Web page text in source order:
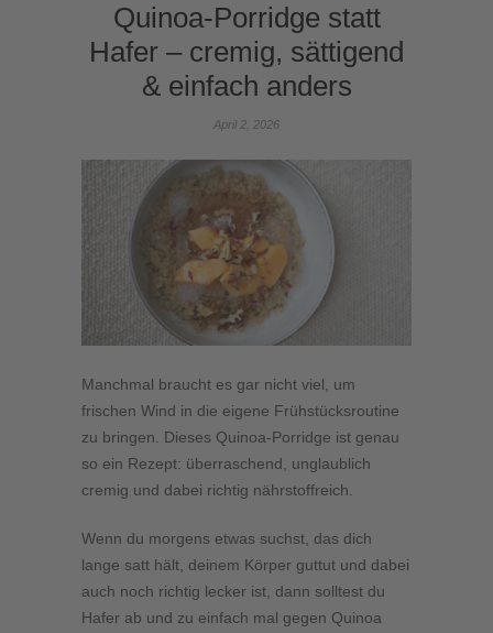
Quinoa-Porridge statt
Hafer – cremig, sättigend
& einfach anders
April 2, 2026
Manchmal braucht es gar nicht viel, um
frischen Wind in die eigene Frühstücksroutine
zu bringen. Dieses Quinoa-Porridge ist genau
so ein Rezept: überraschend, unglaublich
cremig und dabei richtig nährstoffreich.
Wenn du morgens etwas suchst, das dich
lange satt hält, deinem Körper guttut und dabei
auch noch richtig lecker ist, dann solltest du
Hafer ab und zu einfach mal gegen Quinoa